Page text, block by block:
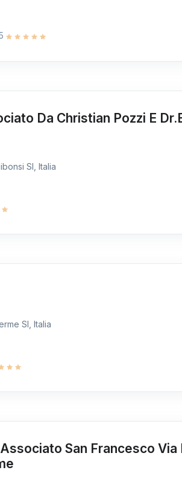
Da Christian Pozzi E
SI, Italia
SI, Italia
San Francesco Via